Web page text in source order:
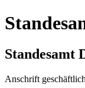
Standesamt
Anschrift geschäftlich